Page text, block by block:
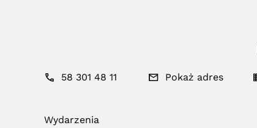
58 301 48 11 Pokaż adres
Wydarzenia